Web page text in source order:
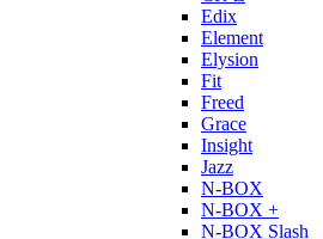
Edix
Element
Elysion
Fit
Freed
Grace
Insight
Jazz
N-BOX
N-BOX +
N-BOX Slash